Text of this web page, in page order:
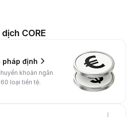
CORE
pháp định
khoản ngân
loại tiền tệ.